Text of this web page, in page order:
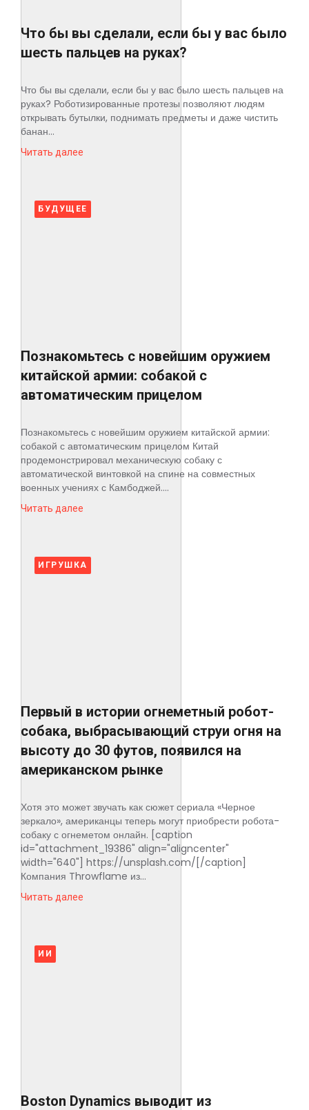
Что бы вы сделали, если бы у вас было
шесть пальцев на руках?
Что бы вы сделали, если бы у вас было шесть пальцев на
руках? Роботизированные протезы позволяют людям
открывать бутылки, поднимать предметы и даже чистить
банан...
Читать далее
БУДУЩЕЕ
Познакомьтесь с новейшим оружием
китайской армии: собакой с
автоматическим прицелом
Познакомьтесь с новейшим оружием китайской армии:
собакой с автоматическим прицелом Китай
продемонстрировал механическую собаку с
автоматической винтовкой на спине на совместных
военных учениях с Камбоджей....
Читать далее
ИГРУШКА
Первый в истории огнеметный робот-
собака, выбрасывающий струи огня на
высоту до 30 футов, появился на
американском рынке
Хотя это может звучать как сюжет сериала «Черное
зеркало», американцы теперь могут приобрести робота-
собаку с огнеметом онлайн. [caption
id="attachment_19386" align="aligncenter"
width="640"] https://unsplash.com/[/caption]
Компания Throwflame из...
Читать далее
ИИ
Boston Dynamics выводит из